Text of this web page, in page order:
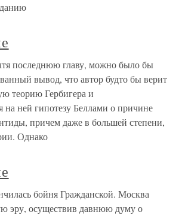
последнюю главу, можно было бы
вывод, что автор будто бы верит
теорию Гербигера и
ней гипотезу Беллами о причине
причем даже в большей степени,
Однако
бойня Гражданской. Москва
эру, осуществив давнюю думу о